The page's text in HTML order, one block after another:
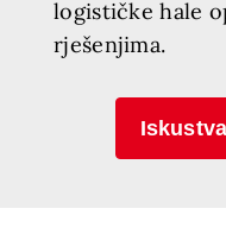
logističke hale
rješenjima.